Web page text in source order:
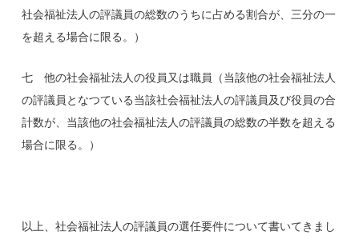
社会福祉法人の評議員の総数のうちに占める割合が、三分の一
を超える場合に限る。）
七 他の社会福祉法人の役員又は職員（当該他の社会福祉法人
の評議員となつている当該社会福祉法人の評議員及び役員の合
計数が、当該他の社会福祉法人の評議員の総数の半数を超える
場合に限る。）
以上、社会福祉法人の評議員の選任要件について書いてきまし